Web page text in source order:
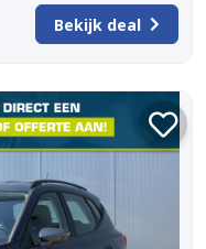
Bekijk deal